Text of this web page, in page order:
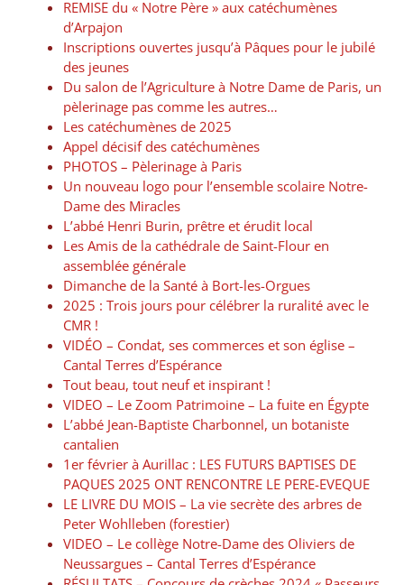
REMISE du « Notre Père » aux catéchumènes
d’Arpajon
Inscriptions ouvertes jusqu’à Pâques pour le jubilé
des jeunes
Du salon de l’Agriculture à Notre Dame de Paris, un
pèlerinage pas comme les autres…
Les catéchumènes de 2025
Appel décisif des catéchumènes
PHOTOS – Pèlerinage à Paris
Un nouveau logo pour l’ensemble scolaire Notre-
Dame des Miracles
L’abbé Henri Burin, prêtre et érudit local
Les Amis de la cathédrale de Saint-Flour en
assemblée générale
Dimanche de la Santé à Bort-les-Orgues
2025 : Trois jours pour célébrer la ruralité avec le
CMR !
VIDÉO – Condat, ses commerces et son église –
Cantal Terres d’Espérance
Tout beau, tout neuf et inspirant !
VIDEO – Le Zoom Patrimoine – La fuite en Égypte
L’abbé Jean-Baptiste Charbonnel, un botaniste
cantalien
1er février à Aurillac : LES FUTURS BAPTISES DE
PAQUES 2025 ONT RENCONTRE LE PERE-EVEQUE
LE LIVRE DU MOIS – La vie secrète des arbres de
Peter Wohlleben (forestier)
VIDEO – Le collège Notre-Dame des Oliviers de
Neussargues – Cantal Terres d’Espérance